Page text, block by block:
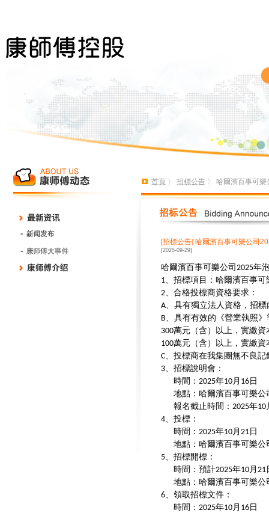
首頁 〉 招標公告 〉 哈爾濱百事可
[招標公告] 哈爾濱百事可樂公司
[2025-09-29]
哈爾濱百事可樂公司 2025年
1、招標項目：哈爾濱百事可
2、合格投標商資格要求：
A、具有獨立法人資格，招
B、具有有效的《營業執照
300萬元（含）以上，實繳資
100萬元（含）以上，實繳資
C、投標商在我集團無不良
3、招標說明會：
時間： 2025年10月 16 日
地點：哈爾濱百事可樂公
報名截止時間： 2025年10
4、投標：
時間： 2025年10月 21 日
地點：哈爾濱百事可樂公
5、招標開標：
時間：預計2025年10月 21
地點：哈爾濱百事可樂公
6、領取招標文件：
時間： 2025年10月 16 日